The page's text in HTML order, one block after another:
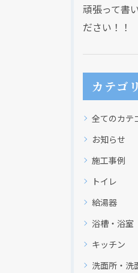
頑張って書
ださい！！
カテゴ
全てのカテ
お知らせ
施工事例
トイレ
給湯器
浴槽・浴室
キッチン
洗面所・洗